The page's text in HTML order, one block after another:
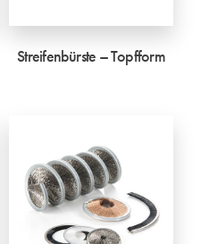
Streifenbürste – Topfform